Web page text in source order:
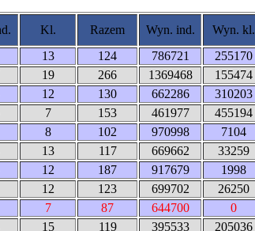
Kl. Razem Wyn. ind. Wyn. kl.
13 124 786721 255170
19 266 1369468 155474
12 130 662286 310203
7 153 461977 455194
8 102 970998 7104
13 117 669662 33259
12 187 917679 1998
12 123 699702 26250
7 87 644700 0
15 119 395533 205036